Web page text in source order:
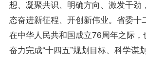
想、凝聚共识、明确方向、激发干劲
态奋进新征程、开创新伟业。省委十
在中华人民共和国成立76周年之际
奋力完成“十四五”规划目标、科学谋